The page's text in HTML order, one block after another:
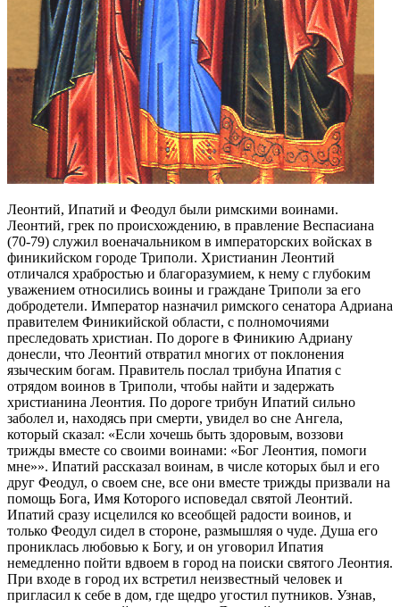
Леонтий, Ипатий и Феодул были римскими воинами.
Леонтий, грек по происхождению, в правление Веспасиана
(70-79) служил военачальником в императорских войсках в
финикийском городе Триполи. Христианин Леонтий
отличался храбростью и благоразумием, к нему с глубоким
уважением относились воины и граждане Триполи за его
добродетели. Император назначил римского сенатора Адриана
правителем Финикийской области, с полномочиями
преследовать христиан. По дороге в Финикию Адриану
донесли, что Леонтий отвратил многих от поклонения
языческим богам. Правитель послал трибуна Ипатия с
отрядом воинов в Триполи, чтобы найти и задержать
христианина Леонтия. По дороге трибун Ипатий сильно
заболел и, находясь при смерти, увидел во сне Ангела,
который сказал: «Если хочешь быть здоровым, воззови
трижды вместе со своими воинами: «Бог Леонтия, помоги
мне»». Ипатий рассказал воинам, в числе которых был и его
друг Феодул, о своем сне, все они вместе трижды призвали на
помощь Бога, Имя Которого исповедал святой Леонтий.
Ипатий сразу исцелился ко всеобщей радости воинов, и
только Феодул сидел в стороне, размышляя о чуде. Душа его
прониклась любовью к Богу, и он уговорил Ипатия
немедленно пойти вдвоем в город на поиски святого Леонтия.
При входе в город их встретил неизвестный человек и
пригласил к себе в дом, где щедро угостил путников. Узнав,